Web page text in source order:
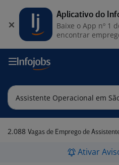
2.088 Vagas de Emprego de Assistente
Ativar
Aplicativo do
Baixe o App nº 1
encontrar